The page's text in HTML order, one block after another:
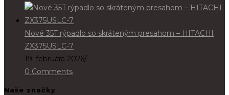
Nové 35T rýpadlo so skráteným presahom – HITACHI
ZX375USLC-7
19. februára 2026/
0 Comments
Naše značky